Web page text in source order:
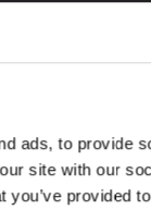
ads, to provide
site with our
provided